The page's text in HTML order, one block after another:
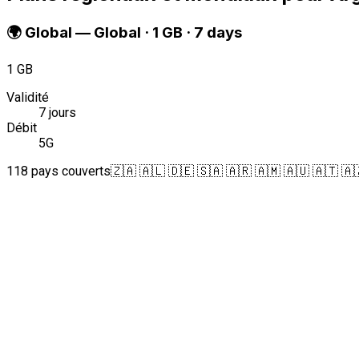
🌍 Global — Global · 1 GB · 7 days
1 GB
Validité
7 jours
Débit
5G
118 pays couverts🇿🇦 🇦🇱 🇩🇪 🇸🇦 🇦🇷 🇦🇲 🇦🇺 🇦🇹